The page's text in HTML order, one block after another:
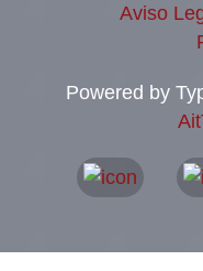
Aviso
Powered by